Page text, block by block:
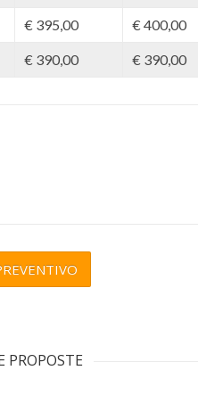
€ 395,00 € 400,00
€ 390,00 € 390,00
PROPOSTE